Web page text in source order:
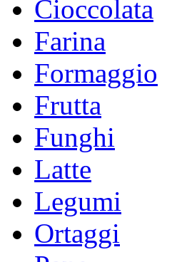
Cioccolata
Farina
Formaggio
Frutta
Funghi
Latte
Legumi
Ortaggi